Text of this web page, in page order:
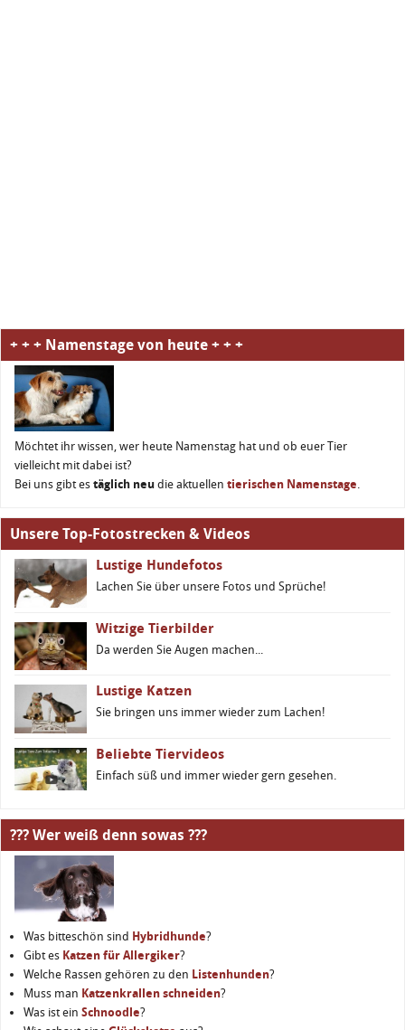
+ + + Namenstage von heute + + +
Möchtet ihr wissen, wer heute Namenstag hat und ob euer Tier
vielleicht mit dabei ist?
Bei uns gibt es täglich neu die aktuellen tierischen Namenstage.
Unsere Top-Fotostrecken & Videos
Lustige Hundefotos
Lachen Sie über unsere Fotos und Sprüche!
Witzige Tierbilder
Da werden Sie Augen machen...
Lustige Katzen
Sie bringen uns immer wieder zum Lachen!
Beliebte Tiervideos
Einfach süß und immer wieder gern gesehen.
??? Wer weiß denn sowas ???
Was bitteschön sind Hybridhunde?
Gibt es Katzen für Allergiker?
Welche Rassen gehören zu den Listenhunden?
Muss man Katzenkrallen schneiden?
Was ist ein Schnoodle?